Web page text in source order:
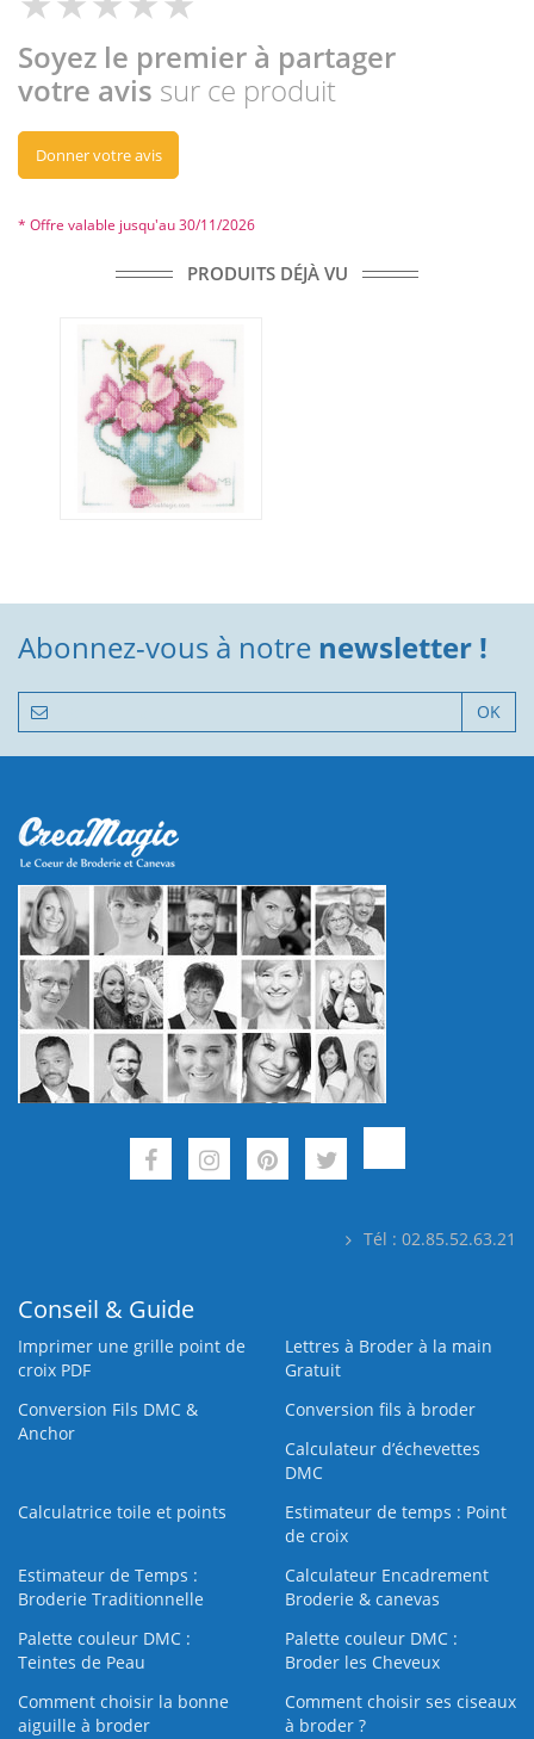
Soyez le premier à partager
votre avis sur ce produit
Donner votre avis
* Offre valable jusqu'au 30/11/2026
PRODUITS DÉJÀ VU
Abonnez-vous à notre newsletter !
OK
Tél : 02.85.52.63.21
Conseil & Guide
Imprimer une grille point de
croix PDF
Lettres à Broder à la main
Gratuit
Conversion Fils DMC &
Anchor
Conversion fils à broder
Calculateur d’échevettes
DMC
Calculatrice toile et points
Estimateur de temps : Point
de croix
Estimateur de Temps :
Broderie Traditionnelle
Calculateur Encadrement
Broderie & canevas
Palette couleur DMC :
Teintes de Peau
Palette couleur DMC :
Broder les Cheveux
Comment choisir la bonne
aiguille à broder
Comment choisir ses ciseaux
à broder ?